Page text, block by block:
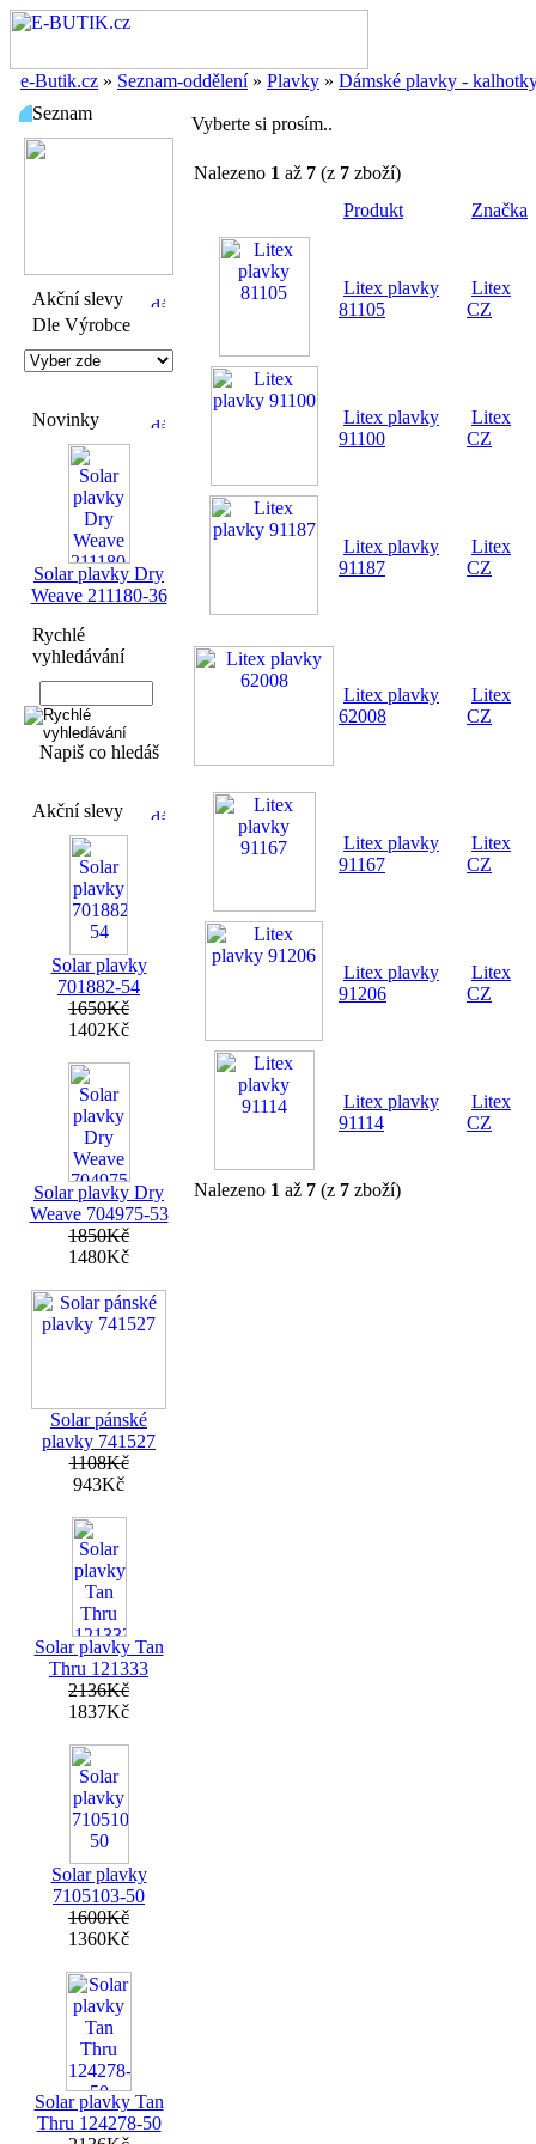
e-Butik.cz » Seznam-oddělení» Plavky » Dámské plavky -
Seznam
Akční slevy
Dle Výrobce
Novinky
Solar plavky Dry
Weave 211180-36
Rychlé
vyhledávání
Napiš co hledáš
Akční slevy
Solar plavky
701882-54
1650Kč
1402Kč
Solar plavky Dry
Weave 704975-53
1850Kč
1480Kč
Solar pánské
plavky 741527
1108Kč
943Kč
Solar plavky Tan
Thru 121333
2136Kč
1837Kč
Solar plavky
7105103-50
1600Kč
1360Kč
Solar plavky Tan
Thru 124278-50
Vyberte si prosím..
Nalezeno 1 až 7 (z 7 zboží)
Produkt
Značka
Litex plavky
81105
Litex
CZ
Litex plavky
91100
Litex
CZ
Litex plavky
91187
Litex
CZ
Litex plavky
62008
Litex
CZ
Litex plavky
91167
Litex
CZ
Litex plavky
91206
Litex
CZ
Litex plavky
91114
Litex
CZ
Nalezeno 1 až 7 (z 7 zboží)